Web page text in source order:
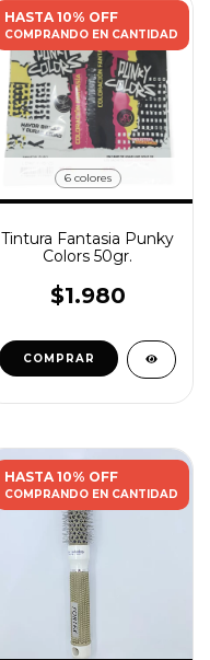
HASTA 10% OFF
COMPRANDO EN CANTIDAD
6 colores
Tintura Fantasia Punky
Colors 50gr.
$1.980
COMPRAR
HASTA 10% OFF
COMPRANDO EN CANTIDAD